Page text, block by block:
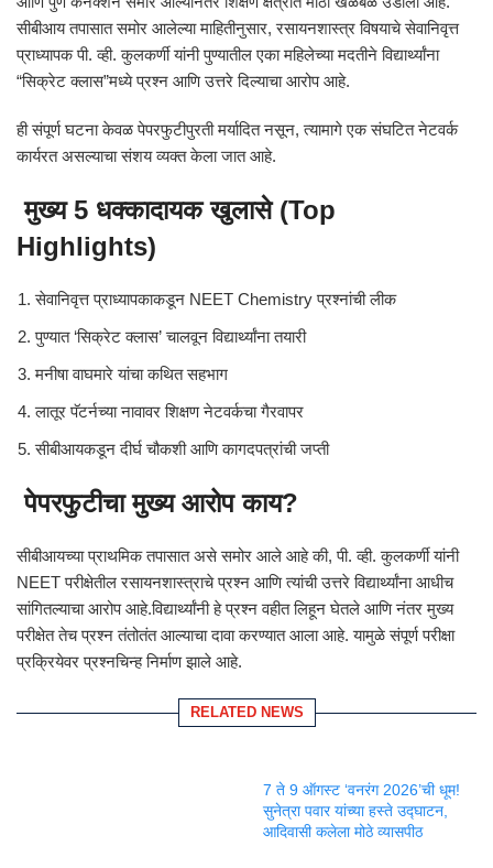
सीबीआय तपासात समोर आलेल्या माहितीनुसार, रसायनशास्त्र विषयाचे सेवानिवृत्त
प्राध्यापक पी. व्ही. कुलकर्णी यांनी पुण्यातील एका महिलेच्या मदतीने विद्यार्थ्यांना
“सिक्रेट क्लास”मध्ये प्रश्न आणि उत्तरे दिल्याचा आरोप आहे.
ही संपूर्ण घटना केवळ पेपरफुटीपुरती मर्यादित नसून, त्यामागे एक संघटित नेटवर्क
कार्यरत असल्याचा संशय व्यक्त केला जात आहे.
मुख्य 5 धक्कादायक खुलासे (Top
Highlights)
सेवानिवृत्त प्राध्यापकाकडून NEET Chemistry प्रश्नांची लीक
पुण्यात ‘सिक्रेट क्लास’ चालवून विद्यार्थ्यांना तयारी
मनीषा वाघमारे यांचा कथित सहभाग
लातूर पॅटर्नच्या नावावर शिक्षण नेटवर्कचा गैरवापर
सीबीआयकडून दीर्घ चौकशी आणि कागदपत्रांची जप्ती
पेपरफुटीचा मुख्य आरोप काय?
सीबीआयच्या प्राथमिक तपासात असे समोर आले आहे की, पी. व्ही. कुलकर्णी यांनी
NEET परीक्षेतील रसायनशास्त्राचे प्रश्न आणि त्यांची उत्तरे विद्यार्थ्यांना आधीच
सांगितल्याचा आरोप आहे.विद्यार्थ्यांनी हे प्रश्न वहीत लिहून घेतले आणि नंतर मुख्य
परीक्षेत तेच प्रश्न तंतोतंत आल्याचा दावा करण्यात आला आहे. यामुळे संपूर्ण परीक्षा
प्रक्रियेवर प्रश्नचिन्ह निर्माण झाले आहे.
RELATED NEWS
7 ते 9 ऑगस्ट ‘वनरंग 2026’ची धूम!
सुनेत्रा पवार यांच्या हस्ते उद्घाटन,
आदिवासी कलेला मोठे व्यासपीठ